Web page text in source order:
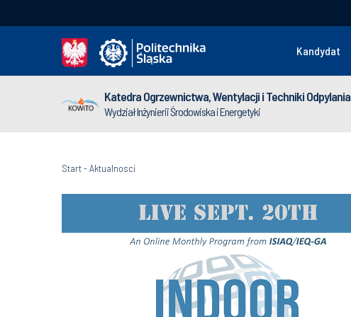
Kandydat
Katedra Ogrzewnictwa, Wentylacji i Techniki Odpylania
Wydział Inżynierii Środowiska i Energetyki
Start-Aktualnosci